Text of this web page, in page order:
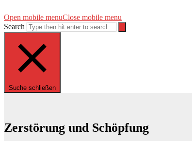
Open mobile menuClose mobile menu
Search
Suche schließen
Zerstörung und Schöpfung